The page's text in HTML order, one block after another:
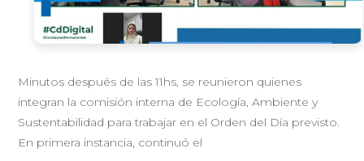
Minutos después de las 11hs, se reunieron quienes
integran la comisión interna de Ecología, Ambiente y
Sustentabilidad para trabajar en el Orden del Día previsto.
En primera instancia, continuó el